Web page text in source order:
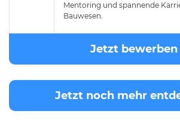
Mentoring und spannende
Bauwesen.
Jetzt bewerben
Jetzt noch mehr